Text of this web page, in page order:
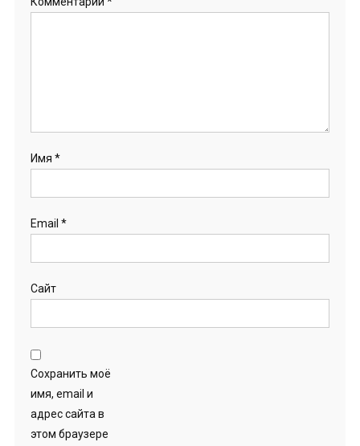
Имя *
Email *
Сайт
Сохранить моё
имя, email и
адрес сайта в
этом браузере